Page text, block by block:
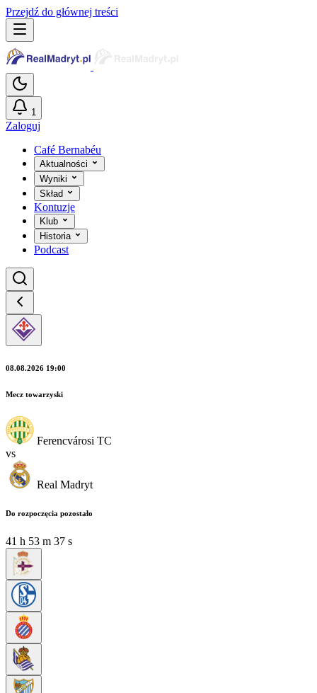
Przejdź do głównej treści
1
Zaloguj
Café Bernabéu
Aktualności
Wyniki
Skład
Kontuzje
Klub
Historia
Podcast
08.08.2026 19:00
Mecz towarzyski
Ferencvárosi TC
vs
Real Madryt
Do rozpoczęcia pozostało
41 h 53 m 35 s